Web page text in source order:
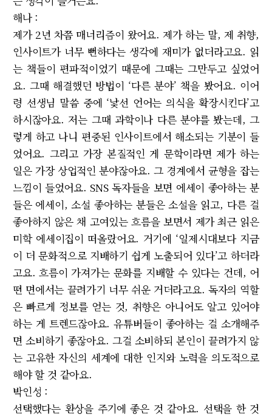
해나 :
제가 2년 차쯤 매너리즘이 왔어요. 제가 하는 말, 제 취향,
인사이트가 너무 뻔하다는 생각에 재미가 없더라고요. 읽
는 책들이 편파적이었기 때문에 그때는 그만두고 싶었어
요. 그때 해결했던 방법이 ‘다른 분야’ 책을 봤어요. 이어
령 선생님 말씀 중에 ‘낯선 언어는 의식을 확장시킨다’고
하시잖아요. 저는 그때 과학이나 다른 분야를 봤는데, 그
렇게 하고 나니 편중된 인사이트에서 해소되는 기분이 들
었어요. 그리고 가장 본질적인 게 문학이라면 제가 하는
일은 가장 상업적인 분야잖아요. 그 경계에서 균형을 잡는
느낌이 들었어요. SNS 독자들을 보면 에세이 좋아하는 분
들은 에세이, 소설 좋아하는 분들은 소설을 읽고, 다른 걸
좋아하지 않은 채 고여있는 흐름을 보면서 제가 최근 읽은
미학 에세이집이 떠올랐어요. 거기에 ‘일제시대보다 지금
이 더 문화적으로 지배하기 쉽게 노출되어 있다’고 하더라
고요. 흐름이 가져가는 문화를 지배할 수 있다는 건데, 어
떤 면에서는 끌려가기 너무 쉬운 거더라고요. 독자의 역할
은 빠르게 정보를 얻는 것, 취향은 아니어도 알고 있어야
하는 게 트렌드잖아요. 유튜버들이 좋아하는 걸 소개해주
면 소비하기 좋잖아요. 그걸 소비하되 본인이 끌려가지 않
는 고유한 자신의 세계에 대한 인지와 노력을 의도적으로
해야 할 것 같아요.
박인성 :
선택했다는 환상을 주기에 좋은 것 같아요. 선택을 한 것